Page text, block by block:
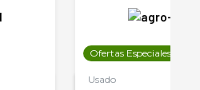
Ofertas Especiales
Usado